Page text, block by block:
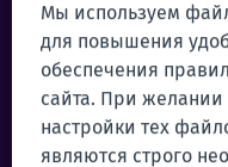
Мы используем
для повышения
обеспечения
сайта. При
настройки тех
являются строго
+372 619 1999
Самообслуживание
Войти в систему